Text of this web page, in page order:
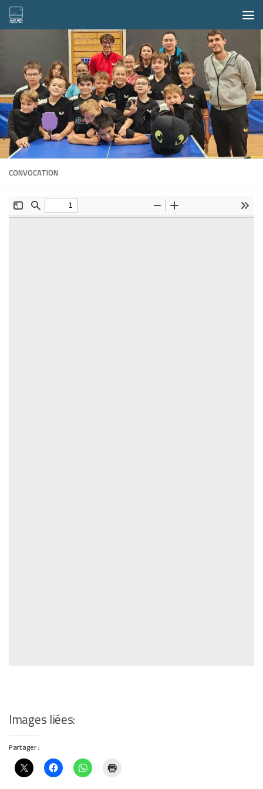
Skip to content
CONVOCATION
Images liées:
Partager :